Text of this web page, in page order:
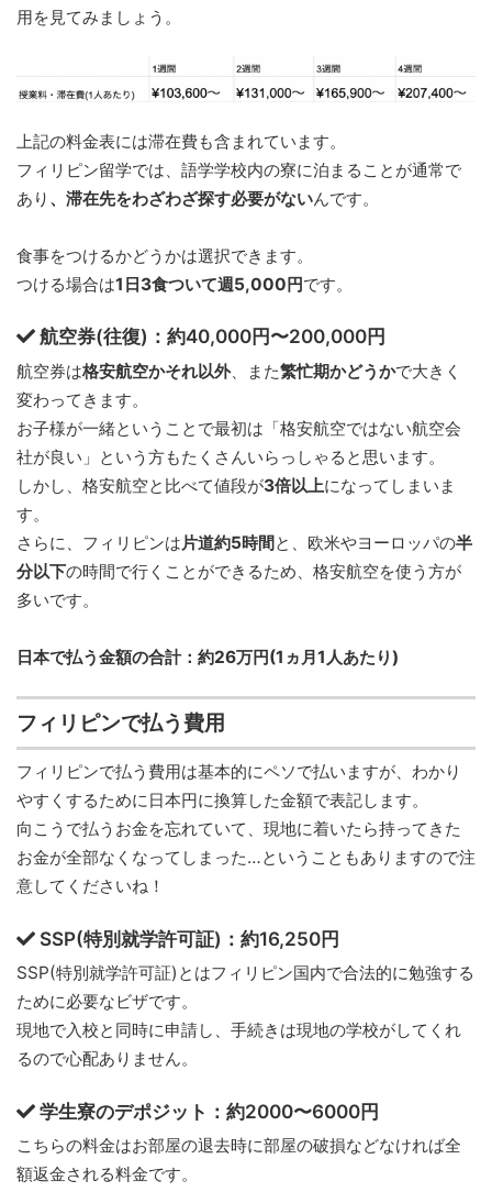
用を見てみましょう。
上記の料金表には滞在費も含まれています。
フィリピン留学では、語学学校内の寮に泊まることが通常で
あり 、滞在先をわざわざ探す必要がないんです。
食事をつけるかどうかは選択できます。
つける場合は1日3食ついて週5,000円です。
航空券(往復)：約40,000円〜200,000円
航空券は格安航空かそれ以外、また繁忙期かどうかで大きく
変わってきます。
お子様が一緒ということで最初は「格安航空ではない航空会
社が良い」という方もたくさんいらっしゃると思います。
しかし、格安航空と比べて値段が3倍以上になってしまいま
す。
さらに、フィリピンは片道約5時間と、欧米やヨーロッパの半
分以下の時間で行くことができるため、格安航空を使う方が
多いです。
日本で払う金額の合計：約26万円(1ヵ月1人あたり)
フィリピンで払う費用
フィリピンで払う費用は基本的にペソで払いますが、わかり
やすくするために日本円に換算した金額で表記します。
向こうで払うお金を忘れていて、現地に着いたら持ってきた
お金が全部なくなってしまった…ということもありますので注
意してくださいね！
SSP(特別就学許可証)：約16,250円
SSP(特別就学許可証)とはフィリピン国内で合法的に勉強する
ために必要なビザです。
現地で入校と同時に申請し、手続きは現地の学校がしてくれ
るので心配ありません。
学生寮のデポジット：約2000〜6000円
こちらの料金はお部屋の退去時に部屋の破損などなければ全
額返金される料金です。